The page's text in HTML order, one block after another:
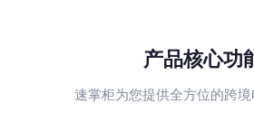
产品核心功
速掌柜为您提供全方位的跨